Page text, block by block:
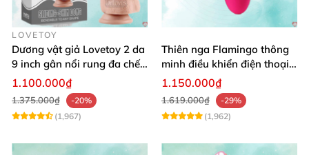
LOVETOY
Dương vật giả Lovetoy 2 da
9 inch gân nổi rung đa chế
độ thú vị
1.100.000₫
1.375.000₫
-20%
(1,967)
Thiên nga Flamingo thông
minh điều khiển điện thoại
tiện lợi
1.150.000₫
1.619.000₫
-29%
(1,962)